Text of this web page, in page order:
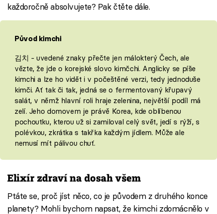
každoročně absolvujete? Pak čtěte dále.
Původ kimchi
김치 - uvedené znaky přečte jen málokterý Čech, ale
vězte, že jde o korejské slovo kimčchi. Anglicky se píše
kimchi a lze ho vidět i v počeštěné verzi, tedy jednoduše
kimči. Ať tak či tak, jedná se o fermentovaný křupavý
salát, v němž hlavní roli hraje zelenina, největší podíl má
zelí. Jeho domovem je právě Korea, kde oblíbenou
pochoutku, kterou už si zamiloval celý svět, jedí s rýží, s
polévkou, zkrátka s takřka každým jídlem. Může ale
nemusí mít pálivou chuť.
Elixír zdraví na dosah všem
Ptáte se, proč jíst něco, co je původem z druhého konce
planety? Mohli bychom napsat, že kimchi zdomácnělo v